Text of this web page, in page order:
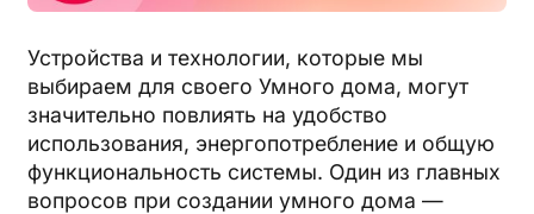
Устройства и технологии, которые мы
выбираем для своего Умного дома, могут
значительно повлиять на удобство
использования, энергопотребление и общую
функциональность системы. Один из главных
вопросов при создании умного дома —